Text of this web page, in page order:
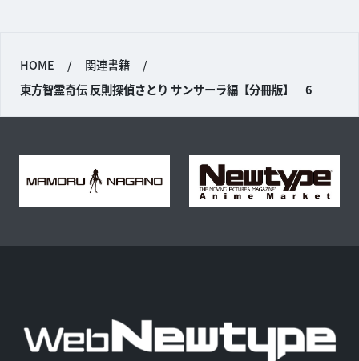
HOME / 関連書籍
/
東方智霊奇伝 反則探偵さとり サンサーラ編【分冊版】 6